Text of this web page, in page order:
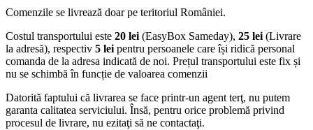
Comenzile se livrează doar pe teritoriul României.
Costul transportului este 20 lei (EasyBox Sameday), 25 lei (Livrare
la adresă), respectiv 5 lei pentru persoanele care își ridică personal
comanda de la adresa indicată de noi. Prețul transportului este fix și
nu se schimbă în funcție de valoarea comenzii
Datorită faptului că livrarea se face printr-un agent terţ, nu putem
garanta calitatea serviciului. Însă, pentru orice problemă privind
procesul de livrare, nu ezitaţi să ne contactaţi.